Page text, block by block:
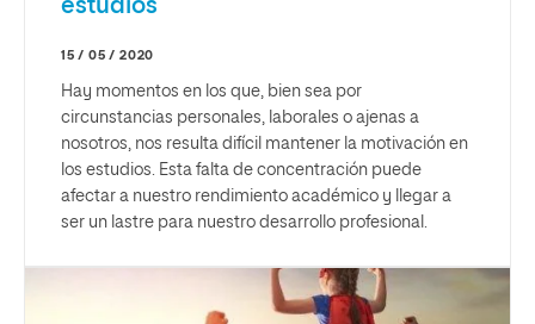
estudios
15 / 05 / 2020
Hay momentos en los que, bien sea por
circunstancias personales, laborales o ajenas a
nosotros, nos resulta difícil mantener la motivación en
los estudios. Esta falta de concentración puede
afectar a nuestro rendimiento académico y llegar a
ser un lastre para nuestro desarrollo profesional.